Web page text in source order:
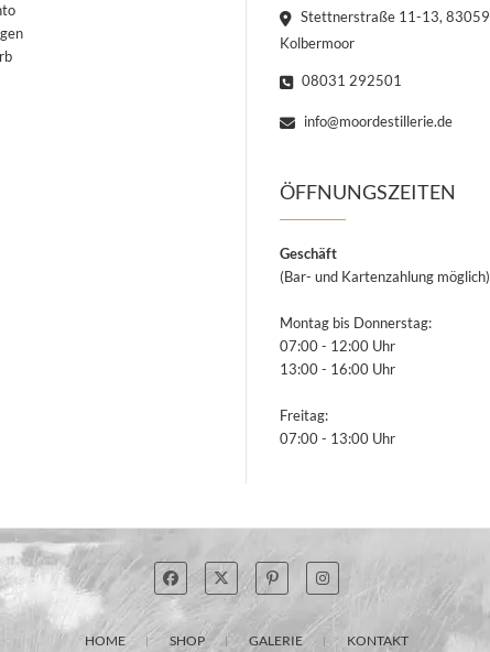
Stettnerstraße 11-13, 83059
Kolbermoor
08031 292501
info@moordestillerie.de
ÖFFNUNGSZEITEN
Geschäft
(Bar- und Kartenzahlung möglich)
Montag bis Donnerstag:
07:00 - 12:00 Uhr
13:00 - 16:00 Uhr
Freitag:
07:00 - 13:00 Uhr
HOME SHOP GALERIE KONTAKT